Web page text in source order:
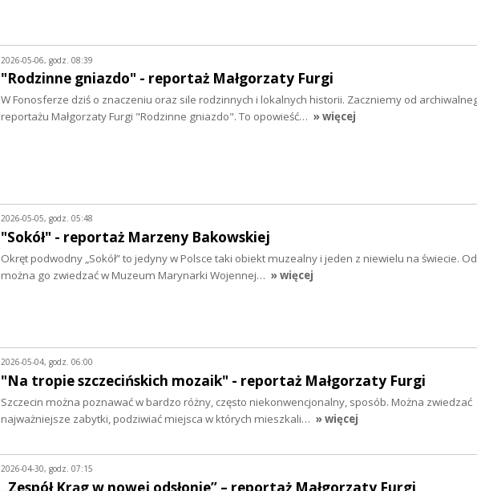
2026-05-06, godz. 08:39
"Rodzinne gniazdo" - reportaż Małgorzaty Furgi
W Fonosferze dziś o znaczeniu oraz sile rodzinnych i lokalnych historii. Zaczniemy od
reportażu Małgorzaty Furgi "Rodzinne gniazdo". To opowieść… » więcej
2026-05-05, godz. 05:48
"Sokół" - reportaż Marzeny Bakowskiej
Okręt podwodny „Sokół” to jedyny w Polsce taki obiekt muzealny i jeden z niewielu na świecie.
można go zwiedzać w Muzeum Marynarki Wojennej… » więcej
2026-05-04, godz. 06:00
"Na tropie szczecińskich mozaik" - reportaż Małgorzaty Furgi
Szczecin można poznawać w bardzo różny, często niekonwencjonalny, sposób. Można zwiedzać
najważniejsze zabytki, podziwiać miejsca w których mieszkali… » więcej
2026-04-30, godz. 07:15